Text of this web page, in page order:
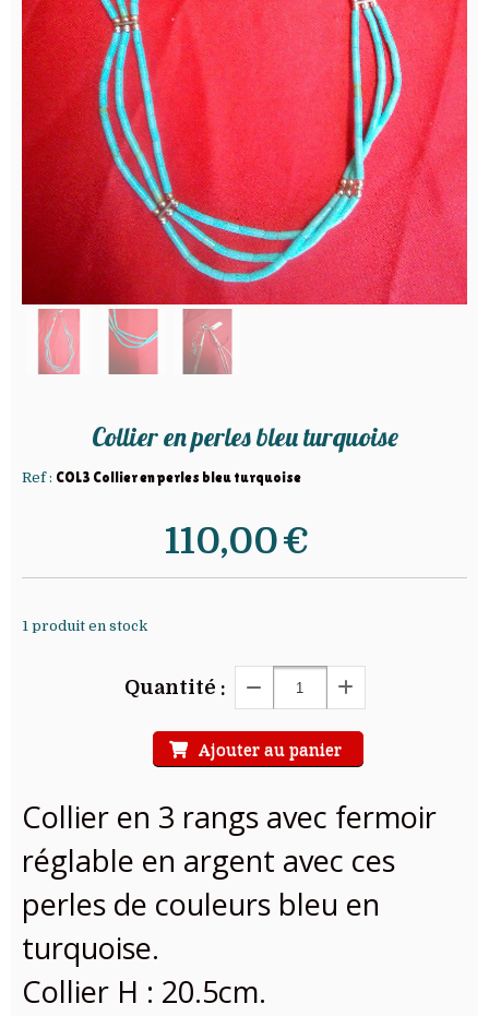
Collier en perles bleu turquoise
Ref : COL3 Collier en perles bleu turquoise
110,00€
1 produit en stock
Quantité :
Ajouter au panier
Collier en 3 rangs avec fermoir
réglable en argent avec ces
perles de couleurs bleu en
turquoise.
Collier H : 20.5cm.